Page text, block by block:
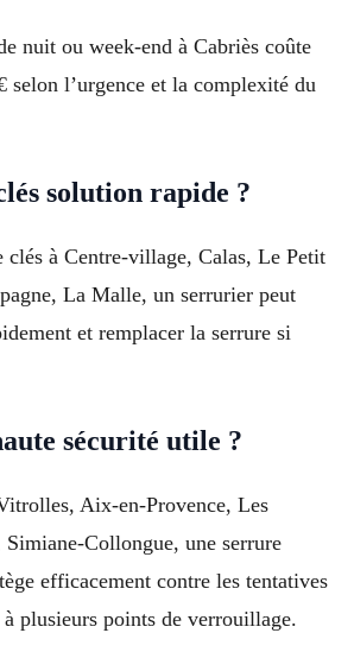
nuit ou week-end à Cabriès coûte
selon l’urgence et la complexité du
solution rapide ?
clés à Centre-village, Calas, Le Petit
La Malle, un serrurier peut
et remplacer la serrure si
sécurité utile ?
Aix-en-Provence, Les
Simiane-Collongue, une serrure
efficacement contre les tentatives
plusieurs points de verrouillage.